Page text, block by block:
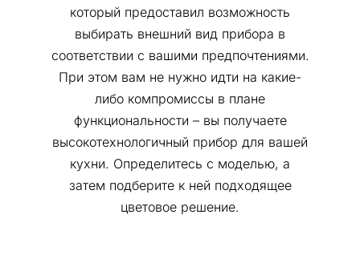
который предоставил возможность
выбирать внешний вид прибора в
соответствии с вашими предпочтениями.
При этом вам не нужно идти на какие-
либо компромиссы в плане
функциональности – вы получаете
высокотехнологичный прибор для вашей
кухни. Определитесь с моделью, а
затем подберите к ней подходящее
цветовое решение.